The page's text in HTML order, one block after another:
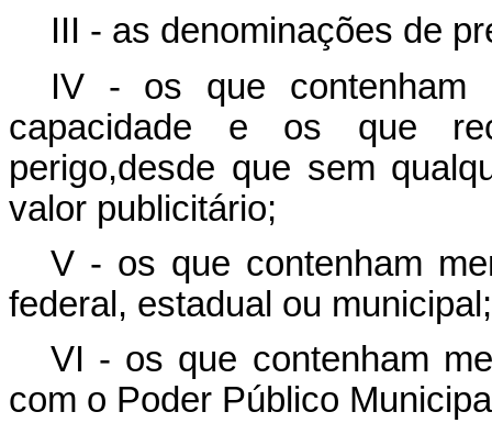
III - as denominações de
IV - os que contenham
capacidade e os que
perigo,desde que sem
valor publicitário;
V - os que contenham
federal, estadual ou municipal;
VI - os que contenham
com o Poder Público